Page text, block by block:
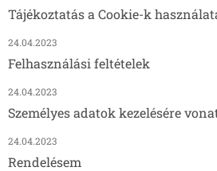
Tájékoztatás a Cookie-k
24.04.2023
Felhasználási feltételek
24.04.2023
Személyes adatok kezelésére
24.04.2023
Rendelésem